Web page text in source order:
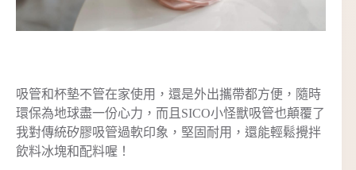
吸管和杯墊不管在家使用，還是外出攜帶都方便，隨時
環保為地球盡一份心力，而且SICO小怪獸吸管也顛覆了
我對傳統矽膠吸管過軟印象，堅固耐用，還能輕鬆攪拌
飲料冰塊和配料喔！